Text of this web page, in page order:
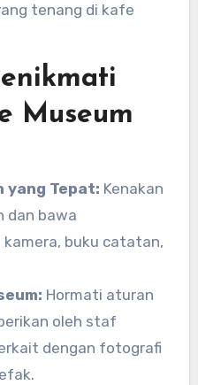
tenang di kafe
Museum
yang Tepat: Kenakan
dan bawa
buku catatan,
Hormati aturan
oleh staf
dengan fotografi